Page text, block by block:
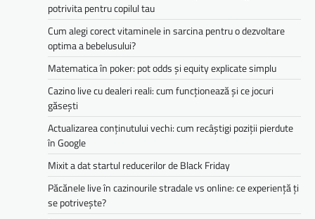
potrivita pentru copilul tau
Cum alegi corect vitaminele in sarcina pentru o dezvoltare
optima a bebelusului?
Matematica în poker: pot odds și equity explicate simplu
Cazino live cu dealeri reali: cum funcționează și ce jocuri
găsești
Actualizarea conținutului vechi: cum recâștigi poziții pierdute
în Google
Mixit a dat startul reducerilor de Black Friday
Păcănele live în cazinourile stradale vs online: ce experiență ți
se potrivește?